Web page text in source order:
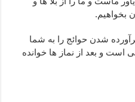
انرژی بدن و قدرت بازو
بخواهیم.
شدن حوائج را به شما
است و بعد از نماز ها خوانده